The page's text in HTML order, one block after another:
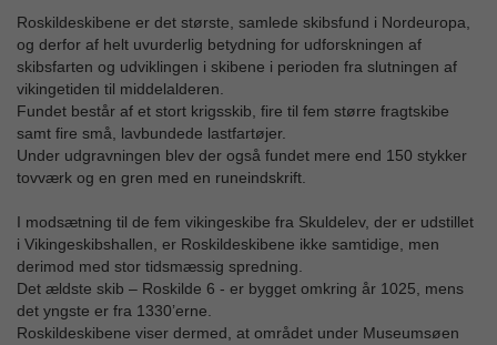
Roskildeskibene er det største, samlede skibsfund i Nordeuropa,
og derfor af helt uvurderlig betydning for udforskningen af
skibsfarten og udviklingen i skibene i perioden fra slutningen af
vikingetiden til middelalderen.
Fundet består af et stort krigsskib, fire til fem større fragtskibe
samt fire små, lavbundede lastfartøjer.
Under udgravningen blev der også fundet mere end 150 stykker
tovværk og en gren med en runeindskrift.
I modsætning til de fem vikingeskibe fra Skuldelev, der er udstillet
i Vikingeskibshallen, er Roskildeskibene ikke samtidige, men
derimod med stor tidsmæssig spredning.
Det ældste skib – Roskilde 6 - er bygget omkring år 1025, mens
det yngste er fra 1330’erne.
Roskildeskibene viser dermed, at området under Museumsøen